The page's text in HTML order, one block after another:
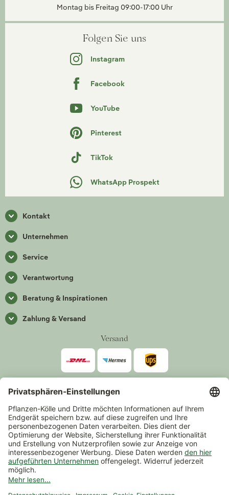
Montag bis Freitag 09:00-17:00 Uhr
Folgen Sie uns
Instagram
Facebook
YouTube
Pinterest
TikTok
WhatsApp Prospekt
Kontakt
Unternehmen
Service
Verantwortung
Beratung & Inspirationen
Zahlung & Versand
Versand
Zahlarten
*Alle Preise inkl. gesetzlicher Mehrwertsteuer zzgl.Versand
Mindestbestellwert 14,90 €, ausgenommen sind Gutscheine und
Events.